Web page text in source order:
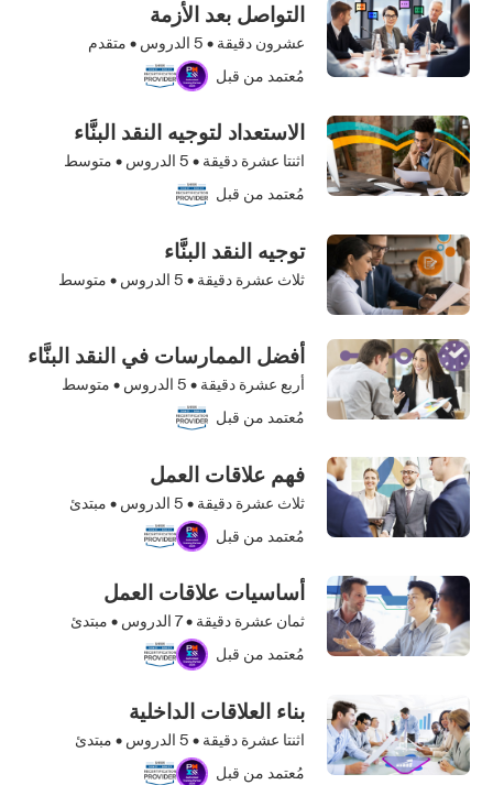
التواصل بعد الأزمة
عشرون دقيقة • 5 الدروس • متقدم
مُعتمد من قبل
الاستعداد لتوجيه النقد البنَّاء
اثنتا عشرة دقيقة • 5 الدروس • متوسط
مُعتمد من قبل
توجيه النقد البنَّاء
ثلاث عشرة دقيقة • 5 الدروس • متوسط
أفضل الممارسات في النقد البنَّاء
أربع عشرة دقيقة • 5 الدروس • متوسط
مُعتمد من قبل
فهم علاقات العمل
ثلاث عشرة دقيقة • 5 الدروس • مبتدئ
مُعتمد من قبل
أساسيات علاقات العمل
ثمان عشرة دقيقة •7 الدروس • مبتدئ
مُعتمد من قبل
بناء العلاقات الداخلية
اثنتا عشرة دقيقة • 5 الدروس • مبتدئ
مُعتمد من قبل